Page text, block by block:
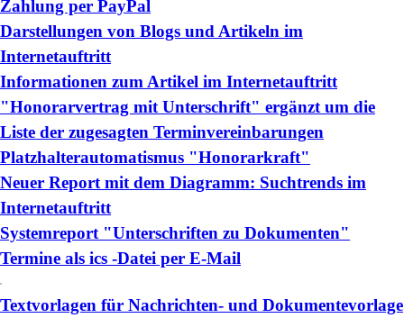
Zahlung per PayPal
Darstellungen von Blogs und Artikeln im
Internetauftritt
Informationen zum Artikel im Internetauftritt
"Honorarvertrag mit Unterschrift" ergänzt um die
Liste der zugesagten Terminvereinbarungen
Platzhalterautomatismus "Honorarkraft"
Neuer Report mit dem Diagramm: Suchtrends im
Internetauftritt
Systemreport "Unterschriften zu Dokumenten"
Termine als ics -Datei per E-Mail
Textvorlagen für Nachrichten- und Dokumentevorlage